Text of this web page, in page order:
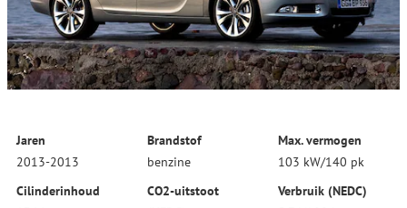
Jaren
2013-2013
Brandstof
benzine
Max. vermogen
103 kW/140 pk
Cilinderinhoud
CO2-uitstoot
Verbruik (NEDC)